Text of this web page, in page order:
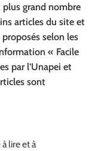
plus grand nombre
articles du site et
selon les
« Facile
par l’Unapei et
sont
lire et à